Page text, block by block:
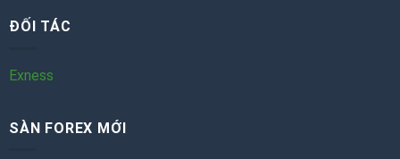
ĐỐI TÁC
Exness
SÀN FOREX MỚI